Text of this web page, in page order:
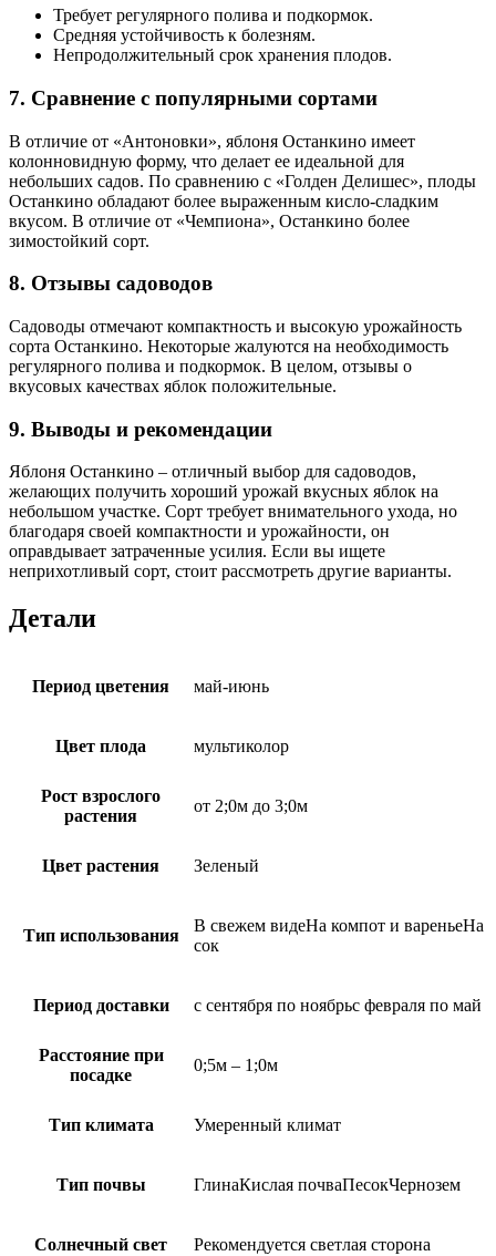
Требует регулярного полива и подкормок.
Средняя устойчивость к болезням.
Непродолжительный срок хранения плодов.
7. Сравнение с популярными сортами
В отличие от «Антоновки», яблоня Останкино имеет
колонновидную форму, что делает ее идеальной для
небольших садов. По сравнению с «Голден Делишес», плоды
Останкино обладают более выраженным кисло-сладким
вкусом. В отличие от «Чемпиона», Останкино более
зимостойкий сорт.
8. Отзывы садоводов
Садоводы отмечают компактность и высокую урожайность
сорта Останкино. Некоторые жалуются на необходимость
регулярного полива и подкормок. В целом, отзывы о
вкусовых качествах яблок положительные.
9. Выводы и рекомендации
Яблоня Останкино – отличный выбор для садоводов,
желающих получить хороший урожай вкусных яблок на
небольшом участке. Сорт требует внимательного ухода, но
благодаря своей компактности и урожайности, он
оправдывает затраченные усилия. Если вы ищете
неприхотливый сорт, стоит рассмотреть другие варианты.
Детали
Период цветения май-июнь
Цвет плода мультиколор
Рост взрослого
растения
от 2;0м до 3;0м
Цвет растения Зеленый
Тип использования
В свежем видеНа компот и вареньеНа
сок
Период доставки с сентября по ноябрьс февраля по май
Расстояние при
посадке
0;5м – 1;0м
Тип климата Умеренный климат
Тип почвы ГлинаКислая почваПесокЧернозем
Солнечный свет Рекомендуется светлая сторона